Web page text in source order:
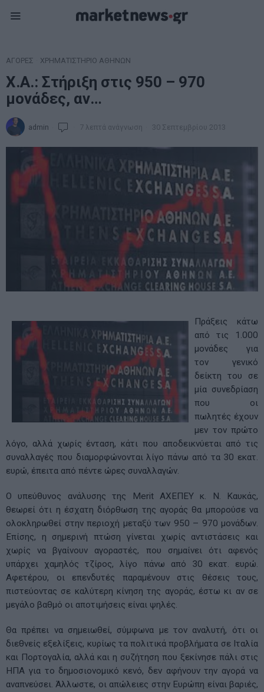
ΑΓΟΡΕΣ ΧΡΗΜΑΤΙΣΤΗΡΙΟ ΑΘΗΝΩΝ
Χ.Α.: Στήριξη στις 950 – 970
μονάδες, αν…
admin 7 λεπτά ανάγνωση 30 Σεπτεμβρίου 2013
Πράξεις κάτω
από τις 1.000
μονάδες για
τον γενικό
δείκτη του σε
μία συνεδρίαση
που οι
πωλητές έχουν
μεν τον πρώτο
λόγο, αλλά χωρίς ένταση, κάτι που αποδεικνύεται από τις
συναλλαγές που διαμορφώνονται λίγο πάνω από τα 30 εκατ.
ευρώ, έπειτα από πέντε ώρες συναλλαγών.
Ο υπεύθυνος ανάλυσης της Merit ΑΧΕΠΕΥ κ. Ν. Καυκάς,
θεωρεί ότι η έσχατη διόρθωση της αγοράς θα μπορούσε να
ολοκληρωθεί στην περιοχή μεταξύ των 950 – 970 μονάδων.
Επίσης, η σημερινή πτώση γίνεται χωρίς αντιστάσεις και
χωρίς να βγαίνουν αγοραστές, που σημαίνει ότι αφενός
υπάρχει χαμηλός τζίρος, λίγο πάνω από 30 εκατ. ευρώ.
Αφετέρου, οι επενδυτές παραμένουν στις θέσεις τους,
πιστεύοντας σε καλύτερη κίνηση της αγοράς, έστω κι αν σε
μεγάλο βαθμό οι αποτιμήσεις είναι ψηλές.
Θα πρέπει να σημειωθεί, σύμφωνα με τον αναλυτή, ότι οι
διεθνείς εξελίξεις, κυρίως τα πολιτικά προβλήματα σε Ιταλία
και Πορτογαλία, αλλά και η συζήτηση που ξεκίνησε πάλι στις
ΗΠΑ για το δημοσιονομικό κενό, δεν αφήνουν την αγορά να
αναπνεύσει. Άλλωστε, οι απώλειες στην Ευρώπη είναι βαριές,